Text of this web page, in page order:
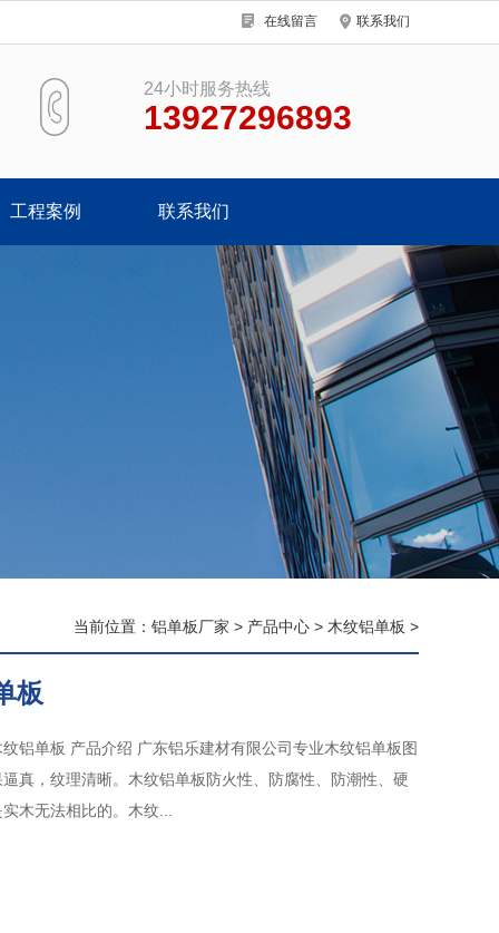
在线留言 联系我们
24小时服务热线
13927296893
工程案例 联系我们
当前位置： 铝单板厂家 > 产品中心 > 木纹铝单板 >
板
纹铝单板 产品介绍 广东铝乐建材有限公司专业木纹铝单板图
真，纹理清晰。木纹铝单板防火性、防腐性、防潮性、硬
木无法相比的。木纹...